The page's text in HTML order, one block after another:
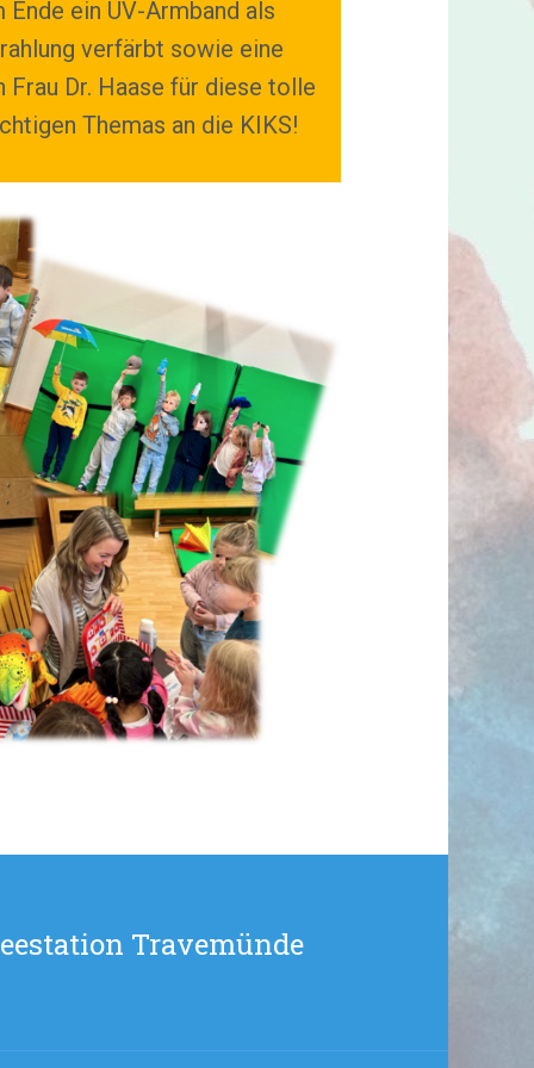
ein UV-Armband als
verfärbt sowie eine
Frau Dr. Haase für diese tolle
Themas an die KIKS!
Travemünde